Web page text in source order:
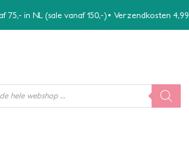
in NL (sale vanaf 150,-)• Verzendkosten 4,99